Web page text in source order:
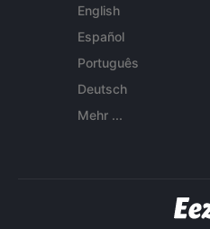
English
Español
Português
Deutsch
Mehr ...